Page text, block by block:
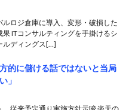
ルロジ倉庫に導入、変形・破損した
ITコンサルティングを手掛けるシ
ルディングス[…]
的に儲ける話ではないと当局
」